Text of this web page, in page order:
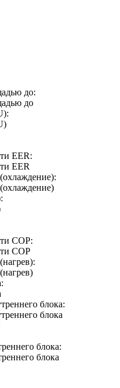
до:
до
EER:
EER
COP:
COP
блока:
блока
блока:
блока